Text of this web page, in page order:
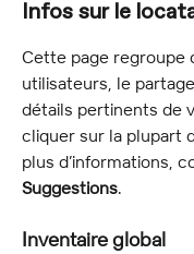
Infos sur le
Cette page regroupe
utilisateurs, le
détails pertinents de
cliquer sur la plupart
plus d’informations,
Suggestions.
Inventaire global